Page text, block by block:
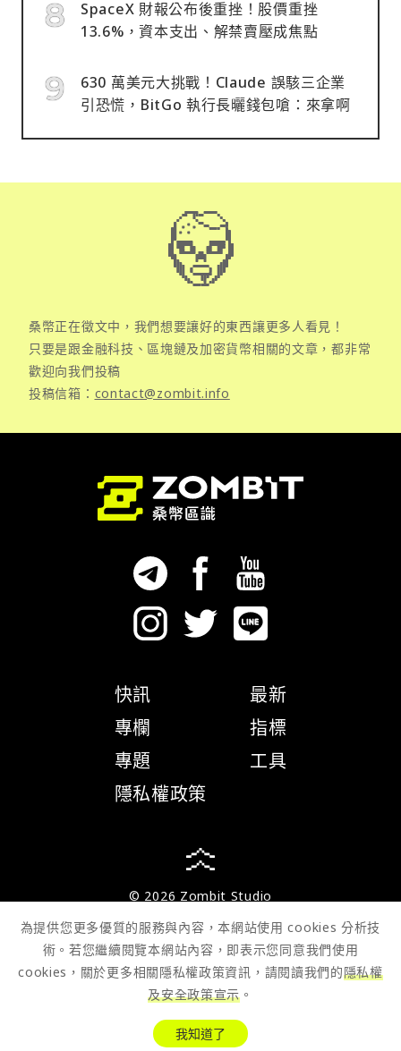
SpaceX 財報公布後重挫！股價重挫
13.6%，資本支出、解禁賣壓成焦點
630 萬美元大挑戰！Claude 誤駭三企業
引恐慌，BitGo 執行長曬錢包嗆：來拿啊
桑幣正在徵文中，我們想要讓好的東西讓更多人看見！
只要是跟金融科技、區塊鏈及加密貨幣相關的文章，都非常
歡迎向我們投稿
投稿信箱： contact@zombit.info
快訊
專欄
專題
隱私權政策
最新
指標
工具
© 2026 Zombit Studio
為提供您更多優質的服務與內容，本網站使用 cookies 分析技
術。若您繼續閱覽本網站內容，即表示您同意我們使用
cookies，關於更多相關隱私權政策資訊，請閱讀我們的隱私權
及安全政策宣示 。
我知道了